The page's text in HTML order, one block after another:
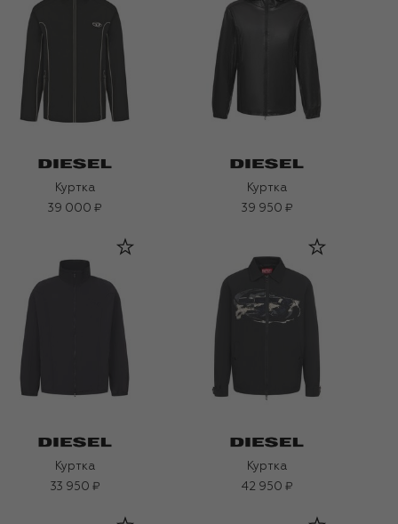
Куртка
39 000 ₽
Куртка
39 950 ₽
Куртка
33 950 ₽
Куртка
42 950 ₽